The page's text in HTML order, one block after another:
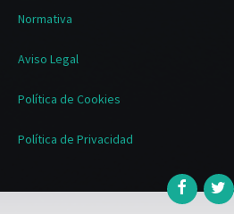
Normativa
Aviso Legal
Política de Cookies
Política de Privacidad